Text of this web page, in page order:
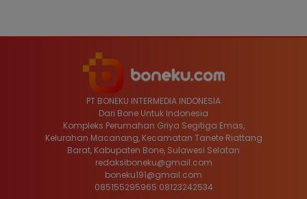
PT BONEKU INTERMEDIA INDONESIA
Dari Bone Untuk Indonesia
Kompleks Perumahan Griya Segitiga Emas,
Kelurahan Macanang, Kecamatan Tanete Riattang
Barat, Kabupaten Bone, Sulawesi Selatan
redaksiboneku@gmail.com
boneku191@gmail.com
085155295965 08123242534